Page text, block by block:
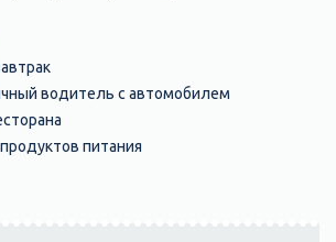
водитель с автомобилем
питания